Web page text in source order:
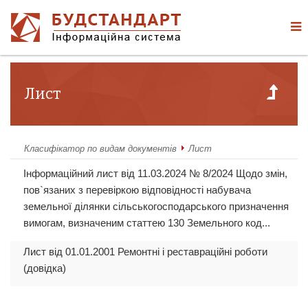
Лист
Класифікатор по видам документів Лист
Інформаційний лист від 11.03.2024 № 8/2024 Щодо змін,
пов`язаних з перевіркою відповідності набувача
земельної ділянки сільськогосподарського призначення
вимогам, визначеним статтею 130 Земельного код...
Лист від 01.01.2001 Ремонтні і реставраційні роботи
(довідка)